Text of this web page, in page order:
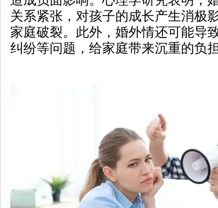
关系紧张，对孩子的成长产生消极
家庭破裂。此外，婚外情还可能导
纠纷等问题，给家庭带来沉重的负